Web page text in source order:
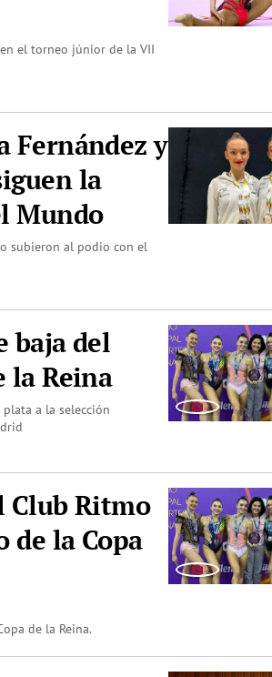
el torneo júnior de la VII
Fernández y
la
Mundo
subieron al podio con el
baja del
la Reina
a la selección
Club Ritmo
de la Copa
de la Reina.